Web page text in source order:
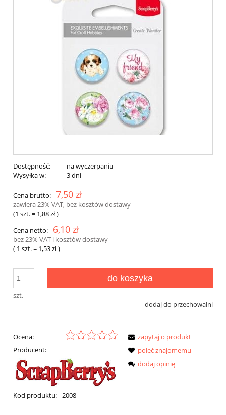
Dostępność:
na wyczerpaniu
Wysyłka w:
3 dni
Cena brutto: 7,50 zł
zawiera 23% VAT, bez kosztów dostawy
(1 szt.= 1,88 zł)
Cena netto:
6,10 zł
bez 23% VAT i kosztów dostawy
( 1 szt.= 1,53 zł)
szt.
do koszyka
dodaj do przechowalni
Ocena:
Producent:
Kod produktu: 2008
zapytaj o produkt
poleć znajomemu
dodaj opinię